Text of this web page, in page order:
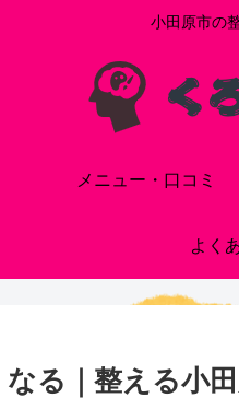
小田原市の
メニュー・口コミ
よく
る｜整える小